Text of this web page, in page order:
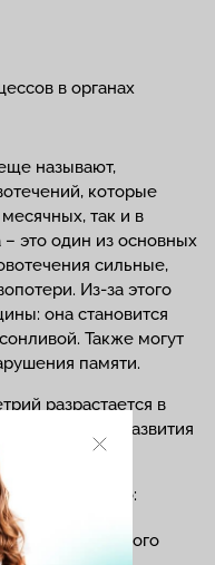
в органах
называют,
которые
так и в
это один из основных
сильные,
Из-за этого
она становится
Также могут
памяти.
разрастается в
есть риск развития
быть вызвано:
гормонального